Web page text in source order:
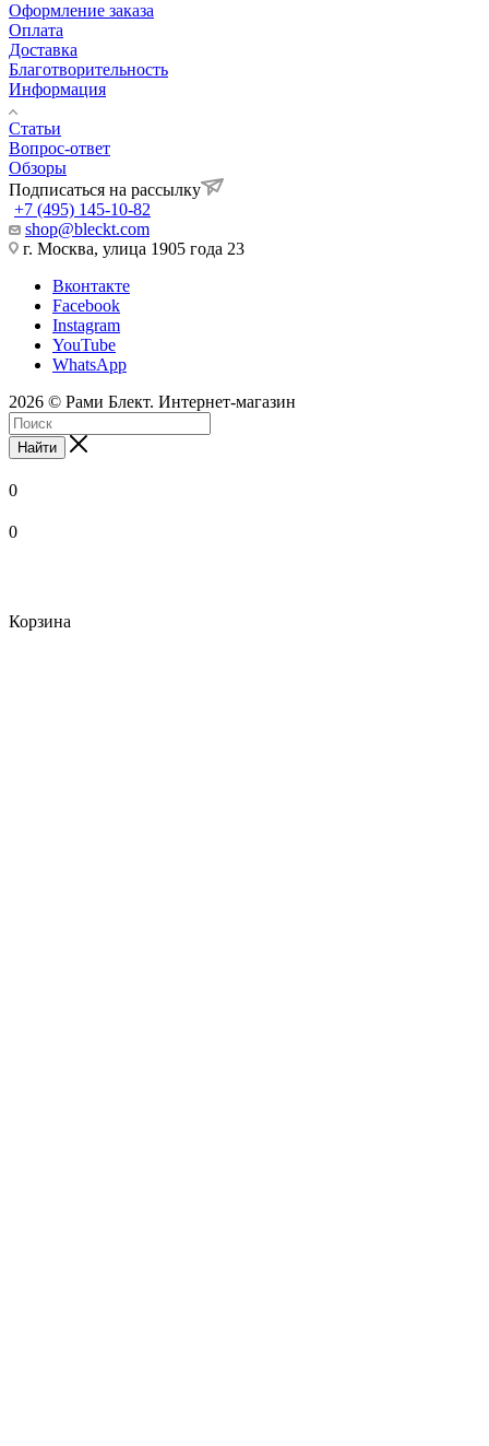
Оформление заказа
Оплата
Доставка
Благотворительность
Информация
Статьи
Вопрос-ответ
Обзоры
Подписаться на рассылку
+7 (495) 145-10-82
shop@bleckt.com
г. Москва, улица 1905 года 23
Вконтакте
Facebook
Instagram
YouTube
WhatsApp
2026 © Рами Блект. Интернет-магазин
Найти
0
0
Корзина